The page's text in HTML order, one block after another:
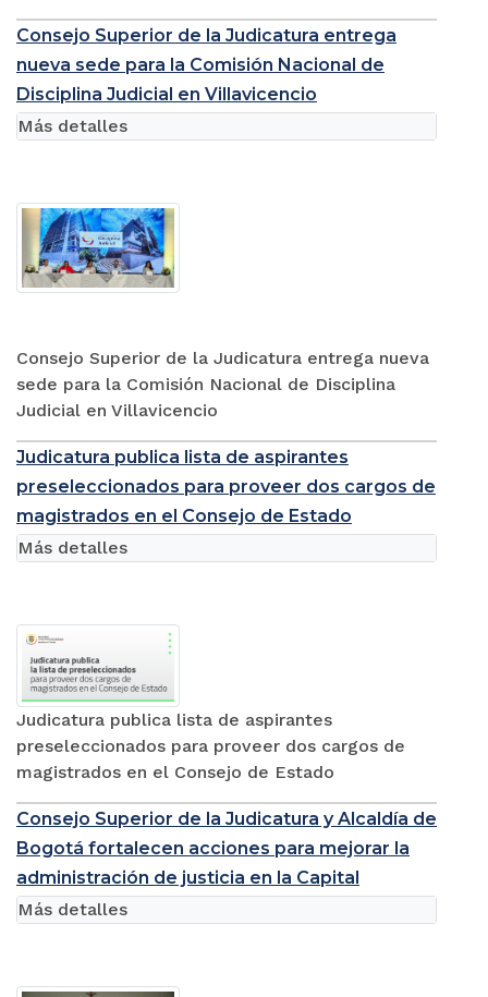
Consejo Superior de la Judicatura entrega
nueva sede para la Comisión Nacional de
Disciplina Judicial en Villavicencio
Consejo Superior de la Judicatura entrega nueva
sede para la Comisión Nacional de Disciplina
Judicial en Villavicencio
Más detalles
Judicatura publica lista de aspirantes
preseleccionados para proveer dos cargos de
magistrados en el Consejo de Estado
Judicatura publica lista de aspirantes
preseleccionados para proveer dos cargos de
magistrados en el Consejo de Estado
Más detalles
Consejo Superior de la Judicatura y Alcaldía de
Bogotá fortalecen acciones para mejorar la
administración de justicia en la Capital
Más detalles